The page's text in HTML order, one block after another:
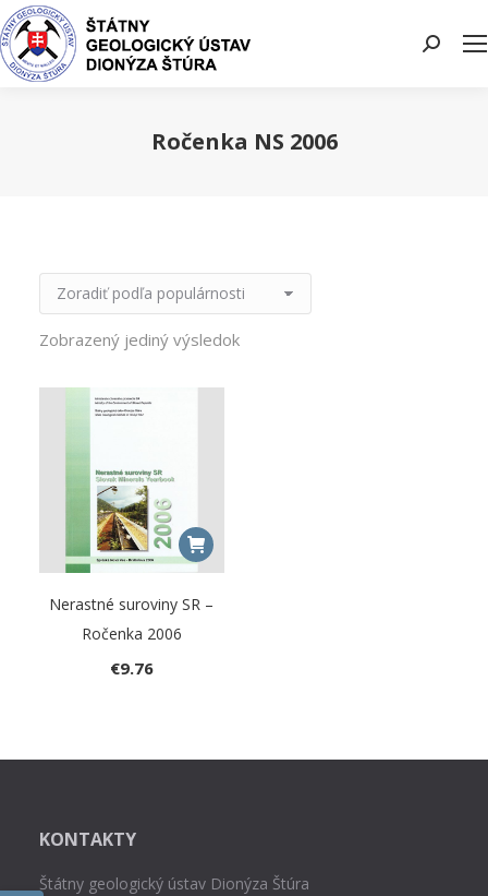
Search:
Ročenka NS 2006
Zobrazený jediný výsledok
Nerastné suroviny SR –
Ročenka 2006
€9.76
KONTAKTY
Štátny geologický ústav Dionýza Štúra